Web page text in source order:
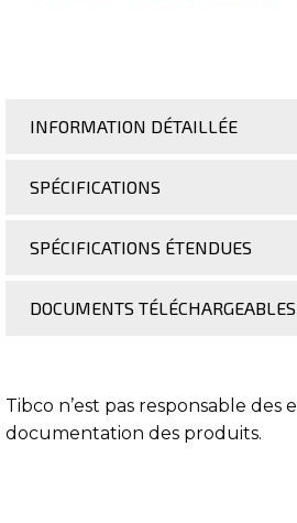
INFORMATION DÉTAILLÉE
SPÉCIFICATIONS
SPÉCIFICATIONS ÉTENDUES
DOCUMENTS TÉLÉCHARGEABLES
Tibco n’est pas responsable des
documentation des produits.